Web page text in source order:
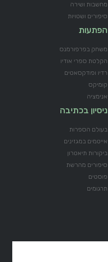
מחשבות ושירה
סיפורים ושטויות
הפתעות
משחק בפרפורמנס
הקלטת ספרי אודיו
רדיו ופודקסאטים
קומיקס
אנימציה
ניסיון בכתיבה
בעולם הספרות
אייטמים במגזינים
ביקורות תיאטרון
סיפורים מהרשת
פוסטים
תרגומים